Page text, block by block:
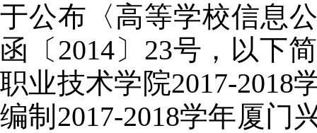
于公布〈高等学校信息
函〔 2014〕 23号，以下
职业技术学院2017-2018
编制2017-2018学年厦门